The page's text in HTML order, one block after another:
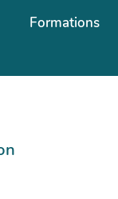
Formations